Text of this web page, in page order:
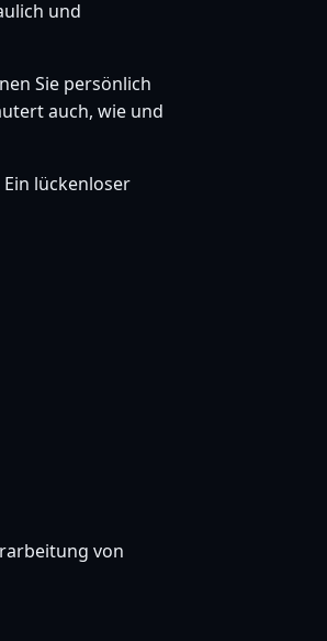
und
Sie persönlich
auch, wie und
lückenloser
von